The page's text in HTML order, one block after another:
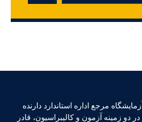
مرجع اداره استاندارد دارنده
گواهینامه iso17025 در دو زمینه آزمون و کالیبراسیون، قادر